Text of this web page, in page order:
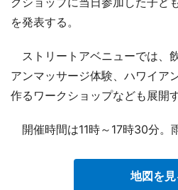
を発表する。
ストリートアベニューでは、
アンマッサージ体験、ハワイア
作るワークショップなども展開
開催時間は11時～17時30分。
地図を見